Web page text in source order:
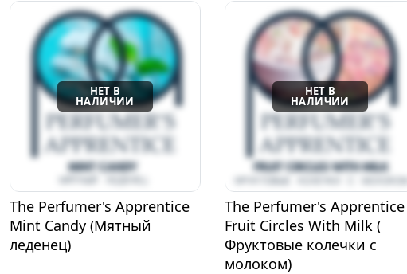
The Perfumer's Apprentice
Mint Candy (Мятный
леденец)
The Perfumer's Apprentice
Fruit Circles With Milk (
Фруктовые колечки с
молоком)